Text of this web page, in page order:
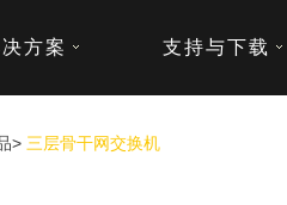
方案 支持与下载
> 三层骨干网交换机